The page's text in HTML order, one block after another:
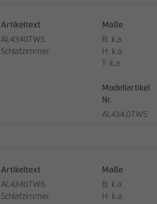
Artikeltext
AL4340TW5
Schlafzimmer
Maße
B: k.a.
H: k.a.
T: k.a.
Modellartikel
Nr.
AL434.0TW5
Artikeltext
AL4340TW6
Schlafzimmer
Maße
B: k.a.
H: k.a.